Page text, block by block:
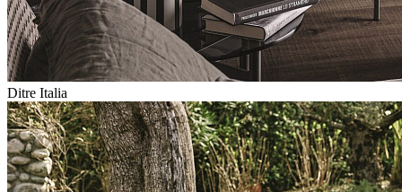
Ditre Italia